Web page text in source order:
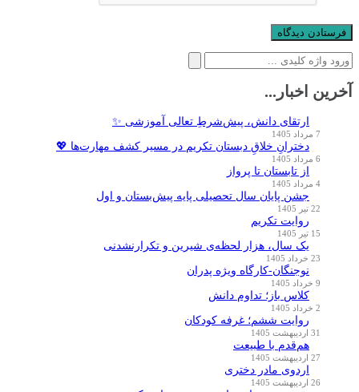
جستجو
برای:
آخرین اخبار...
ارتقای دانش، پیش‌شرطِ تعالی آموزشی ✨
7 مرداد 1405
دخترانِ خلاقِ دبستان تکریم در مسیر کشف مهارت‌ها 💖
6 مرداد 1405
از تابستان تا پرواز
4 مرداد 1405
جشن پایان سال تحصیلی پایه پیش‌بستان و اول
22 تیر 1405
روایت تکریم
15 تیر 1405
یک سال، هزار لحظه‌ی شیرین و تکرارنشدنی
23 خرداد 1405
نوجنگان-کارگاه ویژه پدران
9 خرداد 1405
کلاس باز؛ تداوم دانش
2 خرداد 1405
روایت ششم؛ غرفه کودکان
31 اردیبهشت 1405
هم‌قدم با طبیعت
27 اردیبهشت 1405
اردوی مادر دختری
26 اردیبهشت 1405